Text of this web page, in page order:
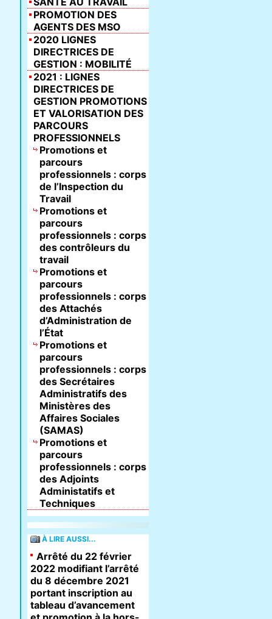
PROMOTION DES
AGENTS DES MSO
2020 LIGNES
DIRECTRICES DE
GESTION : MOBILITÉ
2021 : LIGNES
DIRECTRICES DE
GESTION PROMOTIONS
ET VALORISATION DES
PARCOURS
PROFESSIONNELS
Promotions et
parcours
professionnels : corps
de l’Inspection du
Travail
Promotions et
parcours
professionnels : corps
des contrôleurs du
travail
Promotions et
parcours
professionnels : corps
des Attachés
d’Administration de
l’État
Promotions et
parcours
professionnels : corps
des Secrétaires
Administratifs des
Ministères des
Affaires Sociales
(SAMAS)
Promotions et
parcours
professionnels : corps
des Adjoints
Administatifs et
Techniques
À LIRE AUSSI...
Arrêté du 22 février
2022 modifiant l’arrêté
du 8 décembre 2021
portant inscription au
tableau d’avancement